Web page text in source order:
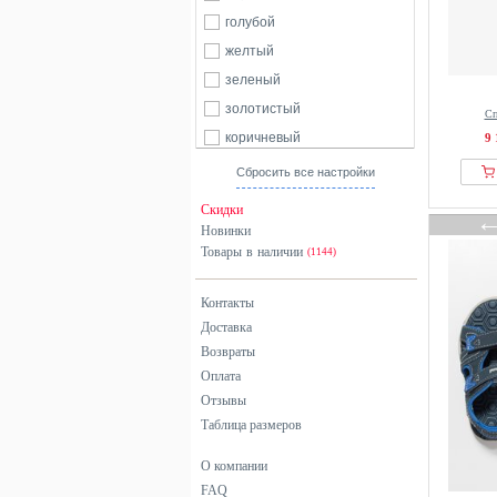
Columbia
Crocs
CRUZ
Damart
Derimod
Dockers
Ecco
El Naturalista
Emporio Armani
ESTRO
Finn Comfort
From Germany With Love
G-star Raw
голубой
желтый
зеленый
золотистый
коричневый
красный
розовый
серебристый
серый
хаки
черный
Сбросить все настройки
Скидки
Новинки
Товары в наличии (1144)
Контакты
Доставка
Возвраты
Оплата
Отзывы
Таблица размеров
О компании
FAQ
9